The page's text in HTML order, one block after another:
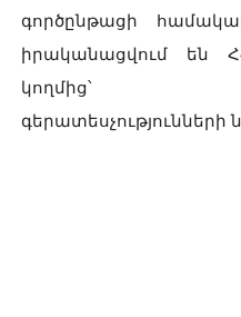
գործընթացի
իրականացվում են
կողմից՝
գերատեսչությունների